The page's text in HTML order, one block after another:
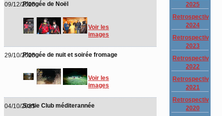
09/12/2025Plongée de Noël
Voir les
images
29/10/2025Plongée de nuit et soirée fromage
Voir les
images
04/10/2025Sortie Club méditerannée
2025
Retrospective
2024
Retrospective
2023
Retrospective
2022
Retrospective
2021
Retrospective
2020